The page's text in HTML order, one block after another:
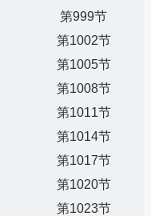
第999节
第1002节
第1005节
第1008节
第1011节
第1014节
第1017节
第1020节
第1023节